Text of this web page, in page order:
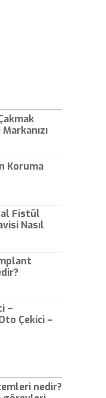
Koruma
Fistül
Nasıl
–
Çekici –
nedir?